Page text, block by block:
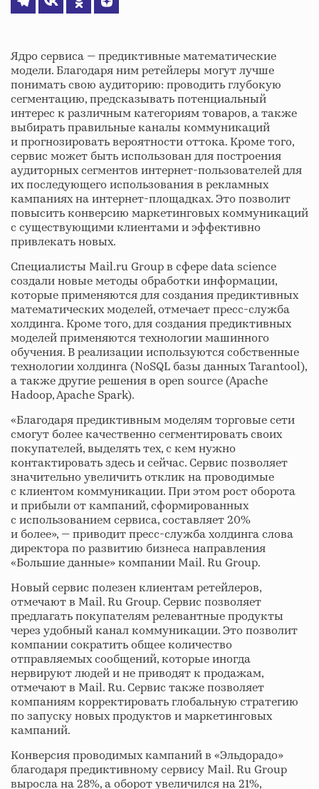
Ядро сервиса — предиктивные математические
модели. Благодаря ним ретейлеры могут лучше
понимать свою аудиторию: проводить глубокую
сегментацию, предсказывать потенциальный
интерес к различным категориям товаров, а также
выбирать правильные каналы коммуникаций
и прогнозировать вероятности оттока. Кроме того,
сервис может быть использован для построения
аудиторных сегментов интернет-пользователей для
их последующего использования в рекламных
кампаниях на интернет-площадках. Это позволит
повысить конверсию маркетинговых коммуникаций
с существующими клиентами и эффективно
привлекать новых.
Специалисты Mail.ru Group в сфере data science
создали новые методы обработки информации,
которые применяются для создания предиктивных
математических моделей, отмечает пресс-служба
холдинга. Кроме того, для создания предиктивных
моделей применяются технологии машинного
обучения. В реализации используются собственные
технологии холдинга (NoSQL базы данных Tarantool),
а также другие решения в open source (Apache
Hadoop, Apache Spark).
«Благодаря предиктивным моделям торговые сети
смогут более качественно сегментировать своих
покупателей, выделять тех, с кем нужно
контактировать здесь и сейчас. Сервис позволяет
значительно увеличить отклик на проводимые
с клиентом коммуникации. При этом рост оборота
и прибыли от кампаний, сформированных
с использованием сервиса, составляет 20%
и более», — приводит пресс-служба холдинга слова
директора по развитию бизнеса направления
«Большие данные» компании Mail. Ru Group.
Новый сервис полезен клиентам ретейлеров,
отмечают в Mail. Ru Group. Сервис позволяет
предлагать покупателям релевантные продукты
через удобный канал коммуникации. Это позволит
компании сократить общее количество
отправляемых сообщений, которые иногда
нервируют людей и не приводят к продажам,
отмечают в Mail. Ru. Сервис также позволяет
компаниям корректировать глобальную стратегию
по запуску новых продуктов и маркетинговых
кампаний.
Конверсия проводимых кампаний в «Эльдорадо»
благодаря предиктивному сервису Mail. Ru Group
выросла на 28%, а оборот увеличился на 21%,